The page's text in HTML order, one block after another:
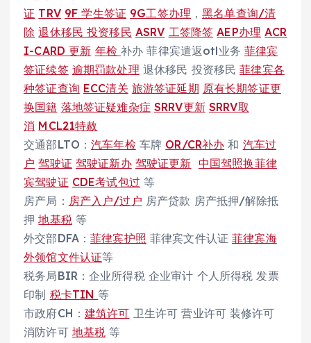
证 TRV 9F 学生签证 9G工签办理 ，黑名单查询/清
除 退休移民投资移民 ASRV 工签降签 AEP办理 ACR
I-CARD 更新 年检 补办 菲律宾遣返otl业务 菲律宾
签证续签 逾期罚款处理 退休移民 投资移民菲律宾各
种签证查询 ECC清关 旅游签证延期 原有长期签证更
换国籍 落地签证疑难杂症 SRRV更新 SRRV取
消 MCL21特赦
交通部LTO：汽车年检 车牌 OR/CR补办 和 汽车过
户 驾驶证 驾驶证新办 驾驶证更新 中国驾照换菲律
宾驾驶证 CDE考试包过 等
房产局： 房产入户/过户 房产贷款 房产抵押/解除抵
押地基税等
外交部DFA：菲律宾护照 菲律宾文件认证菲律宾海
外领馆文件认证等
税务局BIR：企业所得税 企业审计 个人所得税 发票
印制 税卡TIN 等
市政府CH： 建筑许可 卫生许可 营业许可 装修许可
消防许可 地基税 等